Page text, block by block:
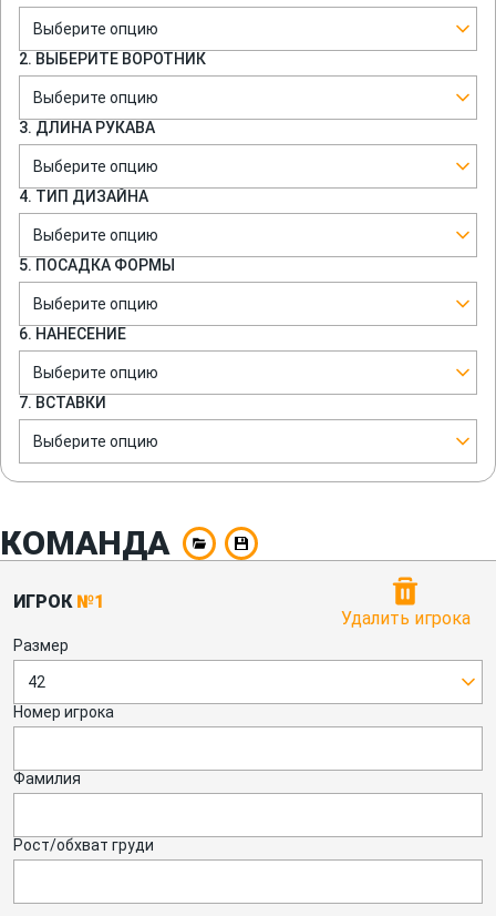
Выберите опцию
2. ВЫБЕРИТЕ ВОРОТНИК
Выберите опцию
3. ДЛИНА РУКАВА
Выберите опцию
4. ТИП ДИЗАЙНА
Выберите опцию
5. ПОСАДКА ФОРМЫ
Выберите опцию
6. НАНЕСЕНИЕ
Выберите опцию
7. ВСТАВКИ
Выберите опцию
КОМАНДА
ИГРОК №1
Удалить игрока
Размер
42
Номер игрока
Фамилия
Рост/обхват груди